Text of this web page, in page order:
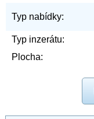
Typ nabídky:
Typ inzerátu:
Plocha: